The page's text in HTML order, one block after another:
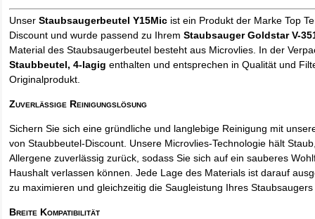
UnserStaubsaugerbeutel Y15Mic ist ein Produkt der Marke Top
Discount und wurde passend zu IhremStaubsauger Goldstar V-
Material des Staubsaugerbeutel besteht aus Microvlies. In der
Staubbeutel, 4-lagig enthalten und entsprechen in Qualität und
Originalprodukt.
Zuverlässige Reinigungslösung
Sichern Sie sich eine gründliche und langlebige Reinigung mit
von Staubbeutel-Discount. Unsere Microvlies-Technologie hält
Allergene zuverlässig zurück, sodass Sie sich auf ein sauberes
Haushalt verlassen können. Jede Lage des Materials ist darauf
zu maximieren und gleichzeitig die Saugleistung Ihres
Breite Kompatibilität